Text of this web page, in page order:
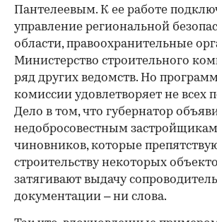
Пантелеевым. К ее работе
управление региональной
области, правоохранительные
Министерство строительного
ряд других ведомств. Но
комиссии удовлетворяет не всех
Дело в том, что губернатор
недобросовестным
чиновников, которые
строительству некоторых
затягивают выдачу
документации – ни слова.